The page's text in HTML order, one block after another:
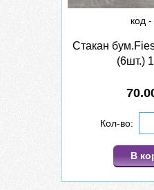
код -
Стакан
(6шт.)
Кол-во:
В